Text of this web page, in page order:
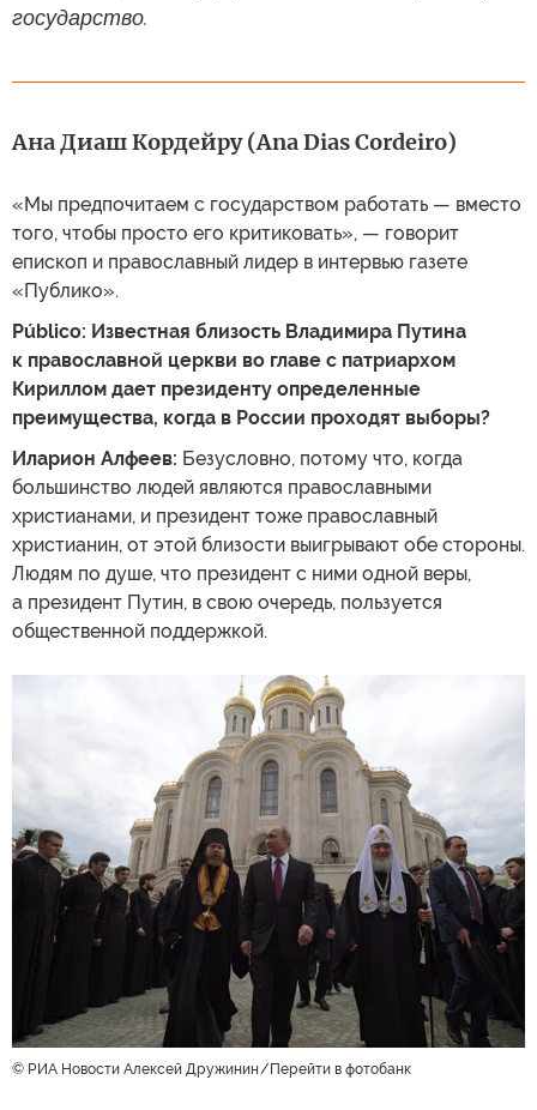
государство.
Ана Диаш Кордейру (Ana Dias Cordeiro)
«Мы предпочитаем с государством работать — вместо
того, чтобы просто его критиковать», — говорит
епископ и православный лидер в интервью газете
«Публико».
Público: Известная близость Владимира Путина
к православной церкви во главе с патриархом
Кириллом дает президенту определенные
преимущества, когда в России проходят выборы?
Иларион Алфеев: Безусловно, потому что, когда
большинство людей являются православными
христианами, и президент тоже православный
христианин, от этой близости выигрывают обе стороны.
Людям по душе, что президент с ними одной веры,
а президент Путин, в свою очередь, пользуется
общественной поддержкой.
© РИА Новости Алексей Дружинин Перейти в фотобанк